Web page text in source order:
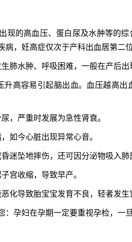
的高血压、蛋白尿及水肿等的综
病，妊高症仅次于产科出血居第二
水肿、呼吸困难，一般在产后出
高容易引起脑出血。血压越高出
严重时发展为急性肾衰。
今心脏出现异常心音。
坠地摔伤，还可因分泌物吸入肺
收缩，导致早产。
导致胎宝宝发育不良，轻者发生
孕妇在孕期一定要重视孕检，一旦